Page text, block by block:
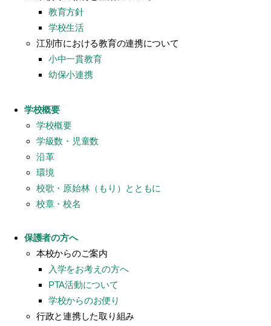
教育方針
学校生活
江別市における教育の連携について
小中一貫教育
幼保小連携
学校概要
学校概要
学級数・児童数
沿革
環境
校歌・原始林（もり）とともに
校章・校名
保護者の方へ
本校からのご案内
入学をお考えの方へ
PTA活動について
学校からのお便り
行政と連携した取り組み